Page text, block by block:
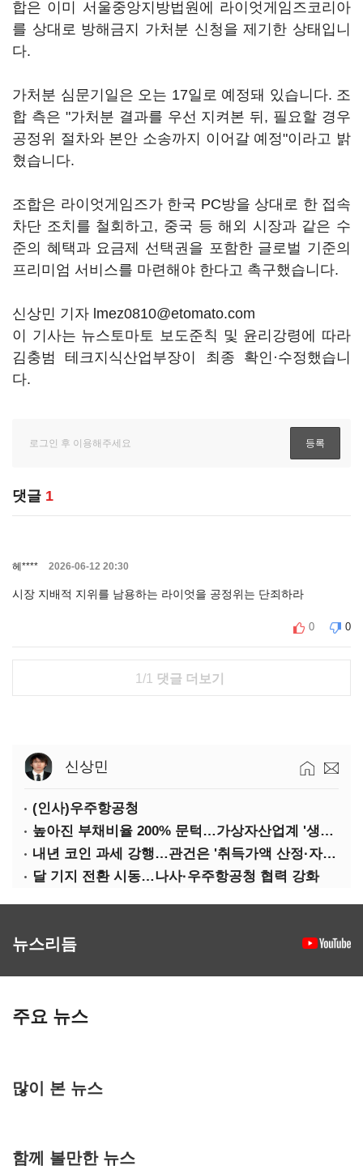
합은 이미 서울중앙지방법원에 라이엇게임즈코리아
를 상대로 방해금지 가처분 신청을 제기한 상태입니
다.
가처분 심문기일은 오는 17일로 예정돼 있습니다. 조
합 측은 "가처분 결과를 우선 지켜본 뒤, 필요할 경우
공정위 절차와 본안 소송까지 이어갈 예정"이라고 밝
혔습니다.
조합은 라이엇게임즈가 한국 PC방을 상대로 한 접속
차단 조치를 철회하고, 중국 등 해외 시장과 같은 수
준의 혜택과 요금제 선택권을 포함한 글로벌 기준의
프리미엄 서비스를 마련해야 한다고 촉구했습니다.
신상민 기자 lmez0810@etomato.com
이 기사는 뉴스토마토 보도준칙 및 윤리강령에 따라
김충범 테크지식산업부장이 최종 확인·수정했습니
다.
댓글 1
헤**** 2026-06-12 20:30
시장 지배적 지위를 남용하는 라이엇을 공정위는 단죄하라
0 0
1/1 댓글 더보기
신상민
(인사)우주항공청
높아진 부채비율 200% 문턱…가상자산업계 '생존 시험대'
내년 코인 과세 강행…관건은 '취득가액 산정·자산 이동'
달 기지 전환 시동…나사·우주항공청 협력 강화
뉴스리듬
주요 뉴스
많이 본 뉴스
함께 볼만한 뉴스